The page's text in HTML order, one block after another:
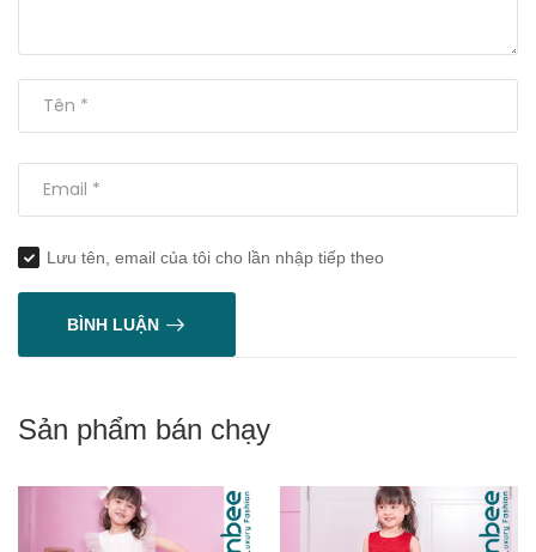
Lưu tên, email của tôi cho lần nhập tiếp theo
BÌNH LUẬN
Sản phẩm bán chạy